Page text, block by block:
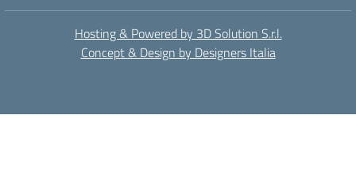
Hosting & Powered by 3D Solution S.r.l.
Concept & Design by Designers Italia